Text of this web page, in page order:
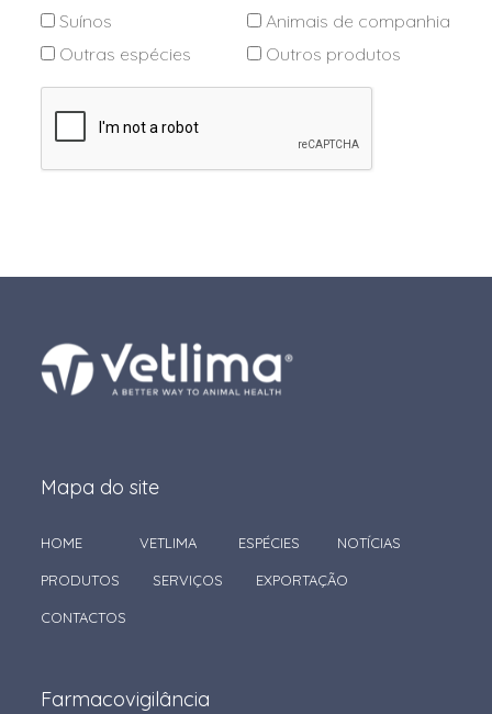
Suínos
Animais de companhia
Outras espécies
Outros produtos
Mapa do site
HOME VETLIMA ESPÉCIES NOTÍCIAS
PRODUTOS SERVIÇOS EXPORTAÇÃO
CONTACTOS
Farmacovigilância